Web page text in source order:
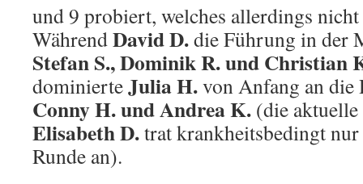
und 9 probiert, welches allerdings
WährendDavid D.die Führung in der
Stefan S., Dominik R. und Christian
dominierteJulia H.von Anfang an die
Conny H. und Andrea K. (die
Elisabeth D.trat krankheitsbedingt
Runde an).